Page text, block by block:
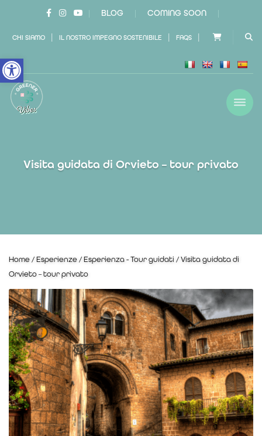
Open toolbar
BLOG COMING SOON
CHI SIAMO IL NOSTRO IMPEGNO SOSTENIBILE FAQS
Visita guidata di Orvieto – tour privato
Home / Esperienze / Esperienza - Tour guidati / Visita guidata di
Orvieto – tour privato